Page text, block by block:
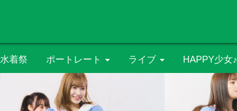
着祭 ポートレート
水着
ライブ HAPPY少女♪
新谷亜由美